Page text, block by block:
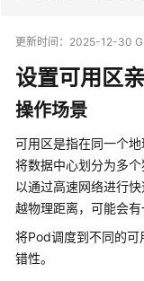
最
动
态
服
务
公
告
更新时间： 2025-12-30
设置可用区
操作场景
可用区是指在同一个地
将数据中心划分为多
以通过高速网络进行
越物理距离，可能会有
将Pod调度到不同的
错性。